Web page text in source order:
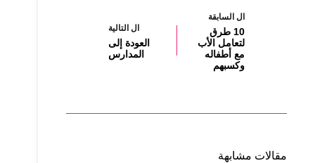
ال السابقة
10 طرق
لتعامل الأب
مع أطفاله
وكسبهم
ال التالية
العودة إلى
المدارس
مقالات مشابهة